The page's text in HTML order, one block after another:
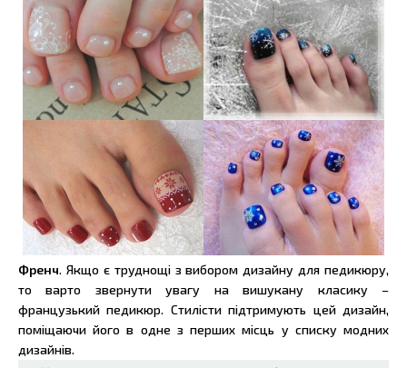
Френч. Якщо є труднощі з вибором дизайну для педикюру,
то варто звернути увагу на вишукану класику –
французький педикюр. Стилісти підтримують цей дизайн,
поміщаючи його в одне з перших місць у списку модних
дизайнів.